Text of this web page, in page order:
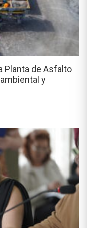
Planta de Asfalto
y